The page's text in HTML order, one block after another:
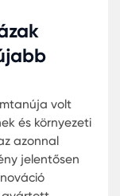
védett a
fontos,
helyzetek elé.
vészhelyzeti
és telepítésével